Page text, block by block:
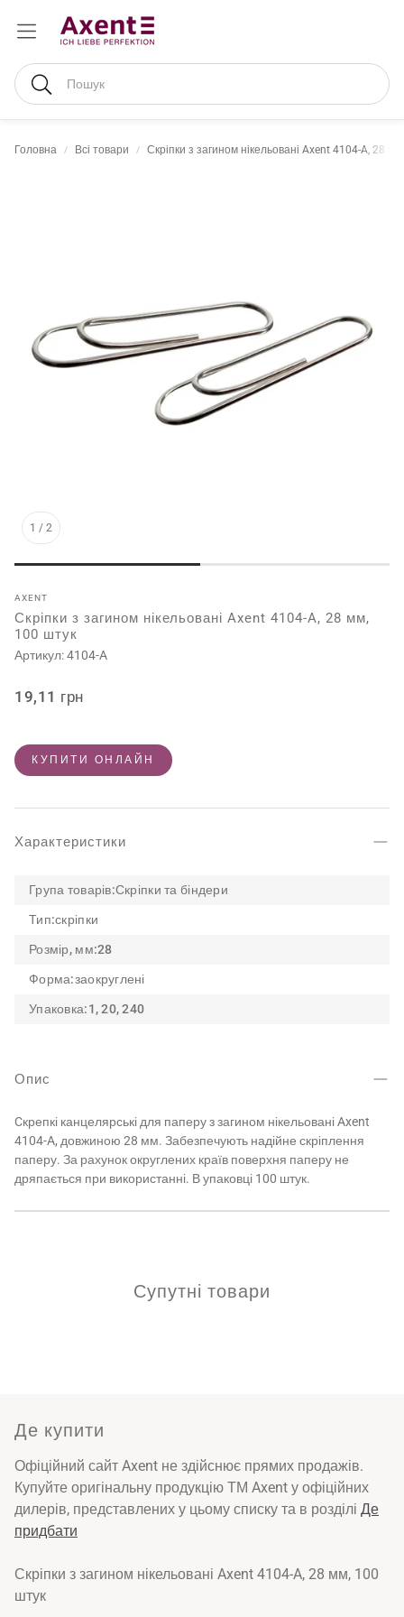
Пошук
Головна Всі товари Скріпки з загином нікельовані Axent 4104-A, 28
1 / 2
AXENT
Скріпки з загином нікельовані Axent 4104-A, 28 мм,
100 штук
Артикул:4104-A
Звичайна
19,11 грн
КУПИТИ ОНЛАЙН
Характеристики
Група товарів:Скріпки та біндери
Тип:скріпки
Розмір, мм:28
Форма:заокруглені
Упаковка:1, 20, 240
Опис
Cкрепкі канцелярські для паперу з загином нікельовані Axent
4104-A, довжиною 28 мм. Забезпечують надійне скріплення
паперу. За рахунок округлених країв поверхня паперу не
дряпається при використанні. В упаковці 100 штук.
Супутні товари
Де купити
Офіційний сайт Axent не здійснює прямих продажів.
Купуйте оригінальну продукцію ТМ Axent у офіційних
дилерів, представлених у цьому списку та в розділі Де
придбати
Скріпки з загином нікельовані Axent 4104-A, 28 мм, 100
штук